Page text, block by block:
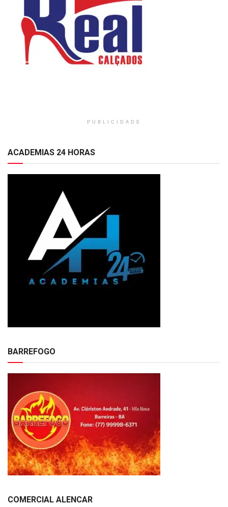
PUBLICIDADE
ACADEMIAS 24 HORAS
BARREFOGO
COMERCIAL ALENCAR